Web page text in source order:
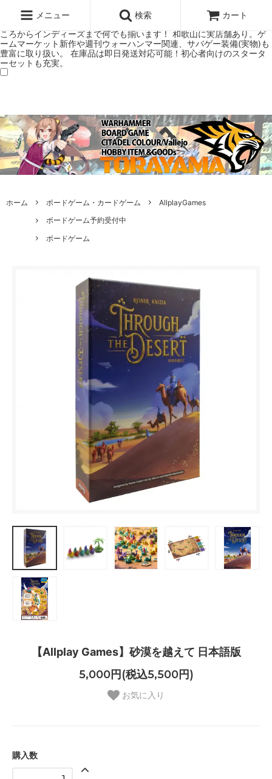
ミアムショップTORAYAMA。通販・オンラインショップです！ ウォー
ハンマーとボードゲームのことなら当店へ！ボードゲームもメジャーど
ころからインディーズまで何でも揃います！ 和歌山に実店舗あり。ゲ
ームマーケット新作や週刊ウォーハンマー関連、サバゲー装備(実物)も
豊富に取り扱い。 在庫品は即日発送対応可能！初心者向けのスタータ
ーセットも充実。
メニュー 検索 カート
ホーム ボードゲーム・カードゲーム
AllplayGames
ボードゲーム予約受付中
ボードゲーム
【Allplay Games】砂漠を越えて 日本語版
5,000円(税込5,500円)
お気に入り
購入数